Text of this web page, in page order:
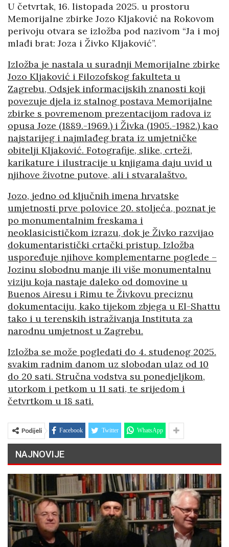
U četvrtak, 16. listopada 2025. u prostoru
Memorijalne zbirke Jozo Kljaković na Rokovom
perivoju otvara se izložba pod nazivom “Ja i moj
mlađi brat: Joza i Živko Kljaković”.
Izložba je nastala u suradnji Memorijalne zbirke
Jozo Kljaković i Filozofskog fakulteta u
Zagrebu, Odsjek informacijskih znanosti koji
povezuje djela iz stalnog postava Memorijalne
zbirke s povremenom prezentacijom radova iz
opusa Joze (1889.-1969.) i Živka (1905.-1982.) kao
najstarijeg i najmlađeg brata iz umjetničke
obitelji Kljaković. Fotografije, slike, crteži,
karikature i ilustracije u knjigama daju uvid u
njihove životne putove, ali i stvaralaštvo.
Jozo, jedno od ključnih imena hrvatske
umjetnosti prve polovice 20. stoljeća, poznat je
po monumentalnim freskama i
neoklasicističkom izrazu, dok je Živko razvijao
dokumentaristički crtački pristup. Izložba
uspoređuje njihove komplementarne poglede –
Jozinu slobodnu manje ili više monumentalnu
viziju koja nastaje daleko od domovine u
Buenos Airesu i Rimu te Živkovu preciznu
dokumentaciju, kako tijekom zbjega u El-Shattu
tako i u terenskih istraživanja Instituta za
narodnu umjetnost u Zagrebu.
Izložba se može pogledati do 4. studenog 2025.
svakim radnim danom uz slobodan ulaz od 10
do 20 sati. Stručna vodstva su ponedjeljkom,
utorkom i petkom u 11 sati, te srijedom i
četvrtkom u 18 sati.
Podijeli Facebook Twitter WhatsApp
NAJNOVIJE